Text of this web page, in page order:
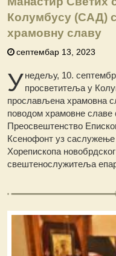
Колумбусу (САД)
храмовну славу
септембар 13, 2023
Унедељу, 10.
просветитеља у
прослављена храмовна
поводом храмовне славе
Преосвештенство
Ксенофонт уз
Хорепископа
свештенослужитеља